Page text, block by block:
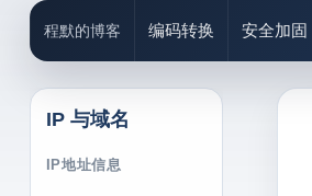
程默的博客 编码转换 安全加固
IP 与域名
IP地址信息